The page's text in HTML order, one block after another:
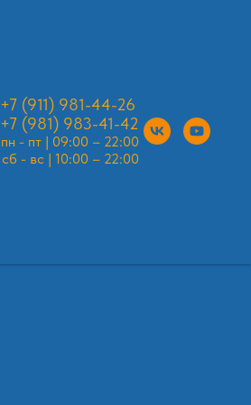
+7 (911) 981-44-26
+7 (981) 983-41-42
пн - пт | 09:00 – 22:00
сб - вс | 10:00 – 22:00